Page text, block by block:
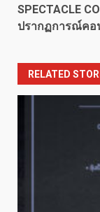
SPECTACLE
ปรากฏการณ์คอ
RELATED